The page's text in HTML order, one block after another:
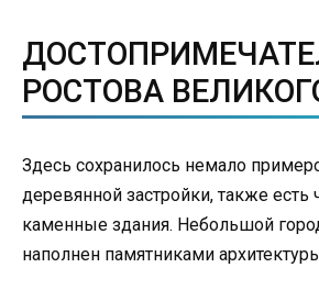
РОСТОВА
Здесь сохранилось немало
деревянной застройки, также есть
каменные здания. Небольшой
наполнен памятниками